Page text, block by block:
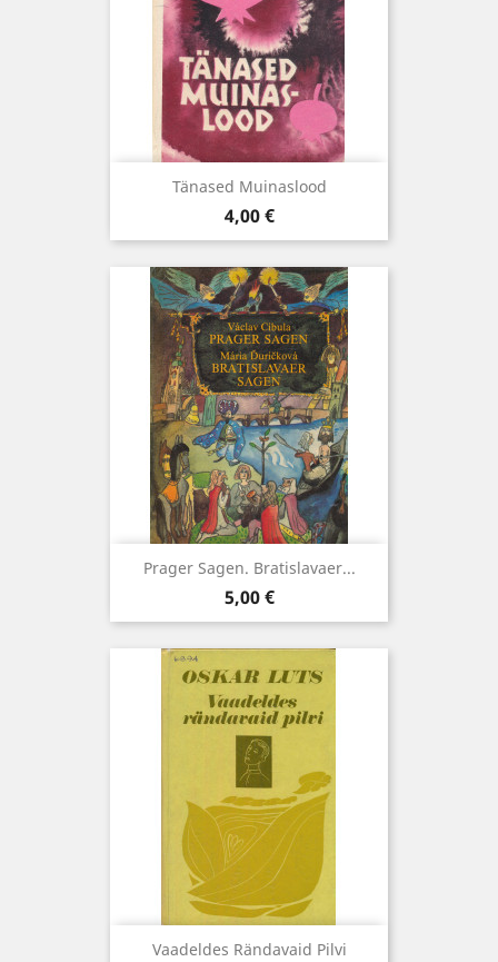
Tänased Muinaslood
Hind
4,00 €
Prager Sagen. Bratislavaer...
Hind
5,00 €
Vaadeldes Rändavaid Pilvi